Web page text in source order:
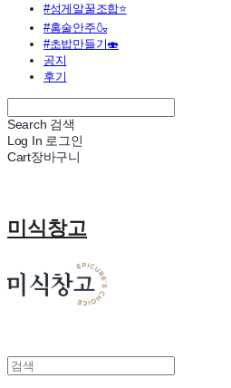
#성게알꿀조합⭐
#홈술안주🍶
#초밥만들기🍣
공지
후기
Search 검색
Log In 로그인
Cart장바구니
미식창고